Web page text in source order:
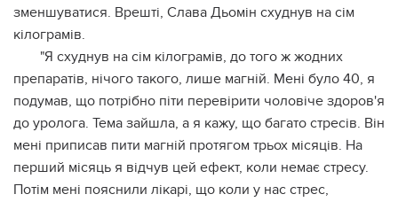
зменшуватися. Врешті, Слава Дьомін схуднув на сім
кілограмів.
"Я схуднув на сім кілограмів, до того ж жодних
препаратів, нічого такого, лише магній. Мені було 40, я
подумав, що потрібно піти перевірити чоловіче здоров'я
до уролога. Тема зайшла, а я кажу, що багато стресів. Він
мені приписав пити магній протягом трьох місяців. На
перший місяць я відчув цей ефект, коли немає стресу.
Потім мені пояснили лікарі, що коли у нас стрес,